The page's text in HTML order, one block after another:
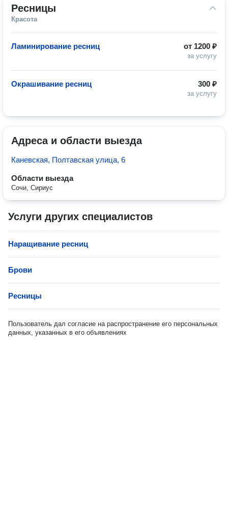
Ресницы
Красота
от 1200 ₽
за услугу
Ламинирование ресниц
300 ₽
за услугу
Окрашивание ресниц
Адреса и области выезда
Каневская, Полтавская улица, 6
Области выезда
Сочи, Сириус
Услуги других специалистов
Наращивание ресниц
Брови
Ресницы
Пользователь дал согласие на распространение его персональных
данных, указанных в его объявлениях